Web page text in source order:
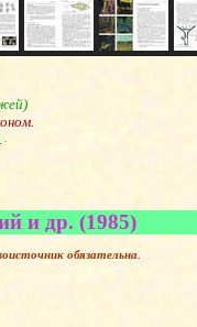
и др. (1985)
обязательна